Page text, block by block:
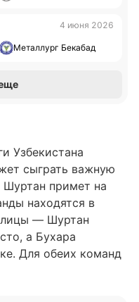
4 июня 2026
Металлург Бекабад
Узбекистана
сыграть важную
Шуртан примет на
находятся в
— Шуртан
а Бухара
Для обеих команд